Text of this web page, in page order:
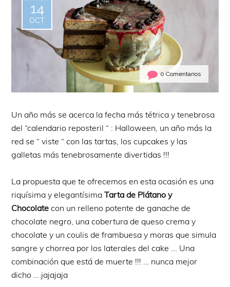
14
OCT
0 Comentarios
Un año más se acerca la fecha más tétrica y tenebrosa
del “calendario reposteril “ : Halloween, un año más la
red se “ viste “ con las tartas, los cupcakes y las
galletas más tenebrosamente divertidas !!!
La propuesta que te ofrecemos en esta ocasión es una
riquísima y elegantísimaTarta de Plátano y
Chocolate con un relleno potente de ganache de
chocolate negro, una cobertura de queso crema y
chocolate y un coulis de frambuesa y moras que simula
sangre y chorrea por los laterales del cake ... Una
combinación que está de muerte !!! … nunca mejor
dicho … jajajaja